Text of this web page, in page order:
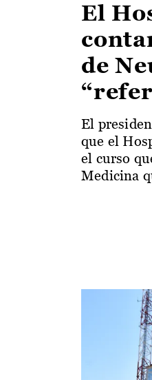
El
de
El
que el
el curso
Medicina